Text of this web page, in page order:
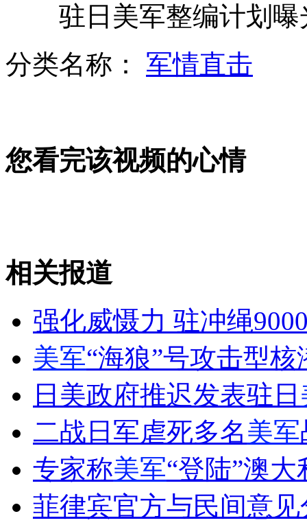
张杰演唱会将为妈妈唱歌
罗志祥担心电影票房 遭遇记者尴尬逼婚
山西运城恶犬咬伤多人 警民合力深夜将其击毙
女孩北京地铁殴打老人 痛下狠手拳打脚踢
无痛分娩是否安全 医生回应
外交部：反对强权政治霸凌主义
驻日美军整编计划曝
分类名称： 军情直击
您看完该视频的心情
相关报道
强化威慑力 驻冲绳
美军“海狼”号攻击型
日美政府推迟发表驻日
二战日军虐死多名美军
专家称美军“登陆”澳
菲律宾官方与民间意